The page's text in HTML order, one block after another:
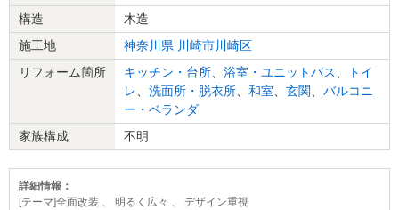
構造
木造
施工地
神奈川県 川崎市川崎区
リフォーム箇所
キッチン・台所 浴室・ユニットバス
トイ
レ
洗面所・脱衣所 和室 玄関
バルコニ
ー・ベランダ
家族構成
不明
詳細情報：
[テーマ]全面改装 、 明るく広々 、 デザイン重視